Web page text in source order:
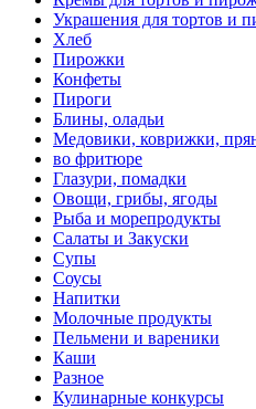
Украшения для тортов и
Хлеб
Пирожки
Конфеты
Пироги
Блины, оладьи
Медовики, коврижки,
во фритюре
Глазури, помадки
Овощи, грибы, ягоды
Рыба и морепродукты
Салаты и Закуски
Супы
Соусы
Напитки
Молочные продукты
Пельмени и вареники
Каши
Разное
Кулинарные конкурсы